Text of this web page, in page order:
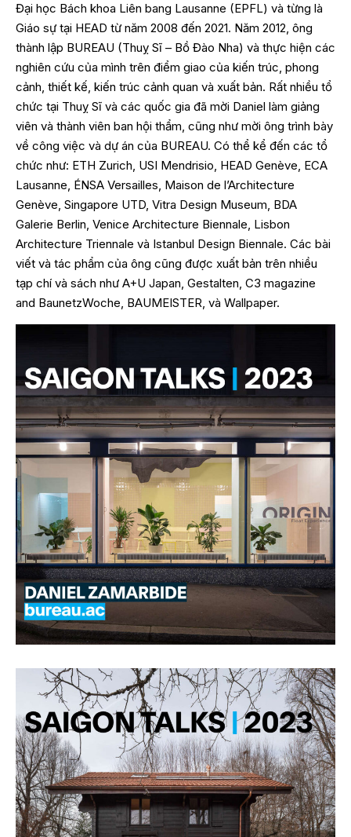
Đại học Bách khoa Liên bang Lausanne (EPFL) và từng là
Giáo sự tại HEAD từ năm 2008 đến 2021. Năm 2012, ông
thành lập BUREAU (Thuỵ Sĩ – Bồ Đào Nha) và thực hiện các
nghiên cứu của mình trên điểm giao của kiến trúc, phong
cảnh, thiết kế, kiến trúc cảnh quan và xuất bản. Rất nhiều tổ
chức tại Thuỵ Sĩ và các quốc gia đã mời Daniel làm giảng
viên và thành viên ban hội thẩm, cũng như mời ông trình bày
về công việc và dự án của BUREAU. Có thể kể đến các tổ
chức như: ETH Zurich, USI Mendrisio, HEAD Genève, ECA
Lausanne, ÉNSA Versailles, Maison de l’Architecture
Genève, Singapore UTD, Vitra Design Museum, BDA
Galerie Berlin, Venice Architecture Biennale, Lisbon
Architecture Triennale và Istanbul Design Biennale. Các bài
viết và tác phẩm của ông cũng được xuất bản trên nhiều
tạp chí và sách như A+U Japan, Gestalten, C3 magazine
and BaunetzWoche, BAUMEISTER, và Wallpaper.